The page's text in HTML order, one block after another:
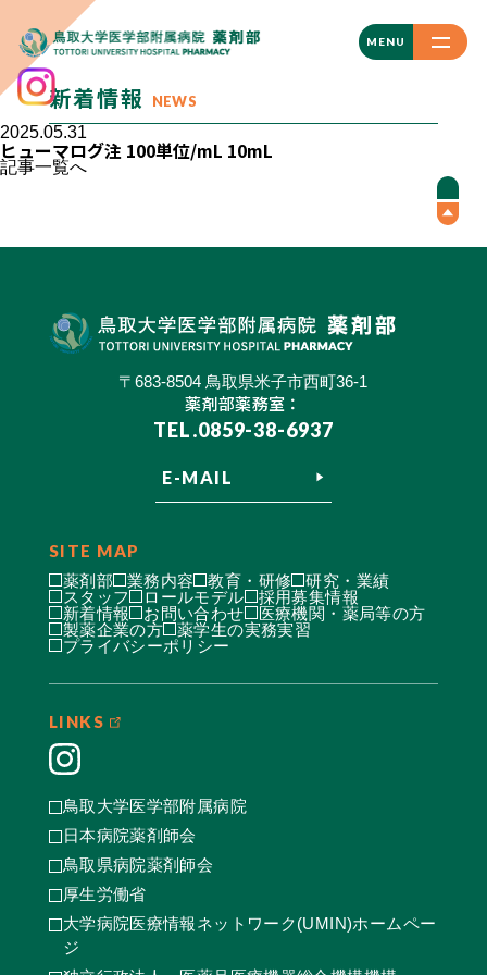
MENU
CLOSE
新着情報 NEWS
2025.05.31
ヒューマログ注 100単位/mL 10mL
記事一覧へ
〒683-8504 鳥取県米子市西町36-1
薬剤部薬務室：
TEL.0859-38-6937
E-MAIL
SITE MAP
薬剤部 業務内容 教育・研修
研究・業績
スタッフ
ロールモデル
採用募集情報
新着情報
お問い合わせ
医療機関・薬局等の方
製薬企業の方
薬学生の実務実習
プライバシーポリシー
LINKS
鳥取大学医学部附属病院
日本病院薬剤師会
鳥取県病院薬剤師会
厚生労働省
大学病院医療情報ネットワーク(UMIN)ホームペー
ジ